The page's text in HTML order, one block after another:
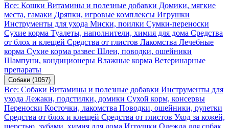
Все: Кошки Витамины и полезные добавки Домики, мягкие
места, гамаки Дряпки, игровые комплексы Игрушки
Инструменты для ухода Миски, поилки Сумки-переноски
Сухие корма Туалеты, наполнители, химия для дома Средства
от блох и клещей Средства от глистов Лакомства Лечебные
корма Сухие корма развес Шлеи, поводки, ошейники
Шампуни, кондиционеры Влажные корма Ветеринарные
препараты
Собаки (1057)
Все: Собаки Витамины и полезные добавки Инструменты для
ухода Лежаки, подстилки, домики Сухой корм, консервы
Переноски Косточки, лакомства Поводки, ошейники, рулетки
Средства от блох и клещей Средства от глистов Уход за кожей,
шерстью, зубами, химия для дома Игрушки Одежда для собак